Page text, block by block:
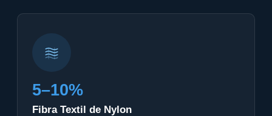
5–10%
Fibra Textil de Nylon